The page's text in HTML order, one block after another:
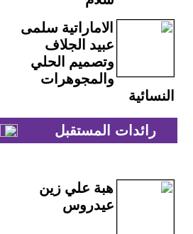
الاماراتية سلمى
عبيد الجلاف
وتصميم الحلي
والمجوهرات
النسائية
رائدات المستقبل
هبة علي زين
عيدروس